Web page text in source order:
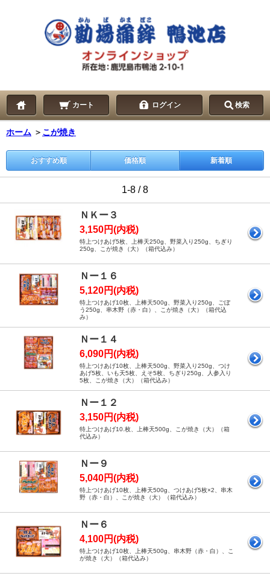
カート ログイン 検索
ホーム ＞ こが焼き
おすすめ順 価格順 新着順
1-8 / 8
ＮＫー３
3,150円(内税)
特上つけあげ5枚、上棒天250g、野菜入り250g、ちぎり
250g、こが焼き（大）（箱代込み）
Ｎー１６
5,120円(内税)
特上つけあげ10枚、上棒天500g、野菜入り250g、ごぼ
う250g、串木野（赤・白）、こが焼き（大）（箱代込
み）
Ｎー１４
6,090円(内税)
特上つけあげ10枚、上棒天500g、野菜入り250g、つけ
あげ5枚、いも天5枚、えそ5枚、ちぎり250g、人参入り
5枚、こが焼き（大）（箱代込み）
Ｎー１２
3,150円(内税)
特上つけあげ10.枚、上棒天500g、こが焼き（大）（箱
代込み）
Ｎー９
5,040円(内税)
特上つけあげ10枚、上棒天500g、つけあげ5枚×2、串木
野（赤・白）、こが焼き（大）（箱代込み）
Ｎー６
4,100円(内税)
特上つけあげ10枚、上棒天500g、串木野（赤・白）、こ
が焼き（大）（箱代込み）